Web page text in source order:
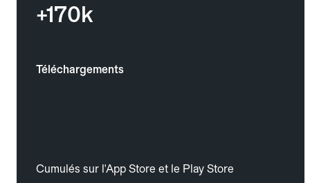
+170k
Téléchargements
Cumulés sur l'App Store et le Play Store